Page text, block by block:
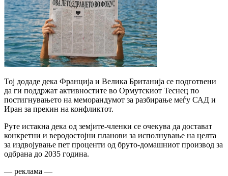
Тој додаде дека Франција и Велика Британија се подготвени
да ги поддржат активностите во Ормутскиот Теснец по
постигнувањето на меморандумот за разбирање меѓу САД и
Иран за прекин на конфликтот.
Руте истакна дека од земјите-членки се очекува да достават
конкретни и веродостојни планови за исполнување на целта
за издвојување пет проценти од бруто-домашниот производ за
одбрана до 2035 година.
— реклама —